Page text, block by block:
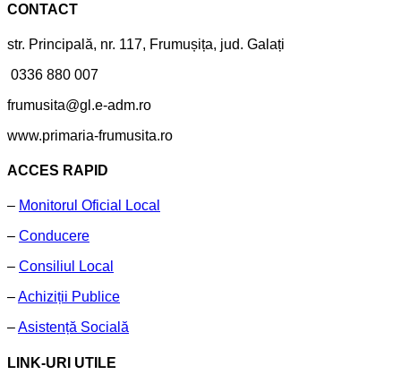
CONTACT
str. Principală, nr. 117, Frumușița, jud. Galați
0336 880 007
frumusita@gl.e-adm.ro
www.primaria-frumusita.ro
ACCES RAPID
– Monitorul Oficial Local
– Conducere
– Consiliul Local
–Achiziții Publice
–Asistență Socială
LINK-URI UTILE